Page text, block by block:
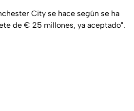
City se hace según se ha
de € 25 millones, ya aceptado".